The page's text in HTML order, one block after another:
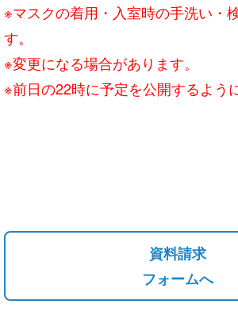
※マスクの着用・入室時の手洗い・
す。
※変更になる場合があります。
※前日の22時に予定を公開するよう
資料請求
フォームへ